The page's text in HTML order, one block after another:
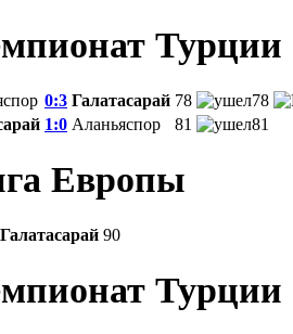
Турции
0:3 Галатасарай 78
78
1:0 Аланьяспор 81 81
Европы
Галатасарай 90
Турции